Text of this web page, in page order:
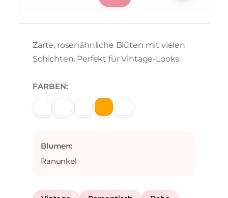
Zarte, rosenähnliche Blüten mit vielen
Schichten. Perfekt für Vintage-Looks.
FARBEN:
Blumen:
Ranunkel